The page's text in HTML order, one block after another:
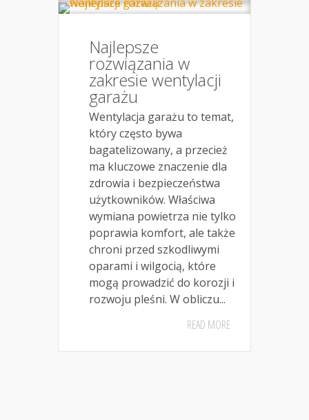
Najlepsze
rozwiązania w
zakresie wentylacji
garażu
Wentylacja garażu to temat,
który często bywa
bagatelizowany, a przecież
ma kluczowe znaczenie dla
zdrowia i bezpieczeństwa
użytkowników. Właściwa
wymiana powietrza nie tylko
poprawia komfort, ale także
chroni przed szkodliwymi
oparami i wilgocią, które
mogą prowadzić do korozji i
rozwoju pleśni. W obliczu...
READ MORE